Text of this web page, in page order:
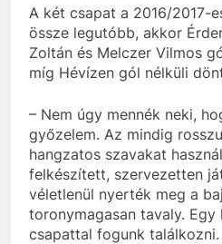
A két csapat a 2016/2017-
össze legutóbb, akkor
Zoltán és Melczer Vilmos
míg Hévízen gól nélküli
– Nem úgy mennék neki,
győzelem. Az mindig
hangzatos szavakat
felkészített, szervezetten
véletlenül nyerték meg a
toronymagasan tavaly.
csapattal fogunk találkozni.